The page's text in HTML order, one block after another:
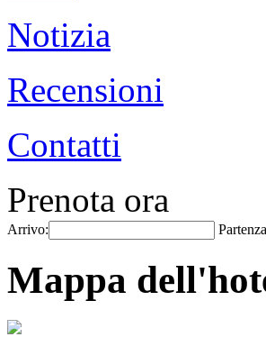
Notizia
Recensioni
Contatti
Prenota ora
Arrivo:
Mappa